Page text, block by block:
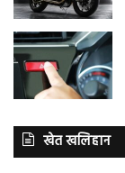
खेत खलिहान